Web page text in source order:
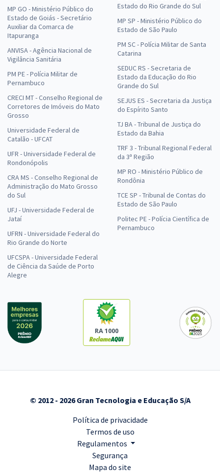
MP GO - Ministério Público do
Estado de Goiás - Secretário
Auxiliar da Comarca de
Itapuranga
ANVISA - Agência Nacional de
Vigilância Sanitária
PM PE - Polícia Militar de
Pernambuco
CRECI MT - Conselho Regional de
Corretores de Imóveis do Mato
Grosso
Universidade Federal de
Catalão - UFCAT
UFR - Universidade Federal de
Rondonópolis
CRA MS - Conselho Regional de
Administração do Mato Grosso
do Sul
UFJ - Universidade Federal de
Jataí
UFRN - Universidade Federal do
Rio Grande do Norte
UFCSPA - Universidade Federal
de Ciência da Saúde de Porto
Alegre
Estado do Rio Grande do Sul
MP SP - Ministério Público do
Estado de São Paulo
PM SC - Polícia Militar de Santa
Catarina
SEDUC RS - Secretaria de
Estado da Educação do Rio
Grande do Sul
SEJUS ES - Secretaria da Justiça
do Espírito Santo
TJ BA - Tribunal de Justiça do
Estado da Bahia
TRF 3 - Tribunal Regional Federal
da 3ª Região
MP RO - Ministério Público de
Rondônia
TCE SP - Tribunal de Contas do
Estado de São Paulo
Politec PE - Polícia Científica de
Pernambuco
RA 1000
© 2012 - 2026 Gran Tecnologia e Educação S/A
Política de privacidade
Termos de uso
Regulamentos
Segurança
Mapa do site